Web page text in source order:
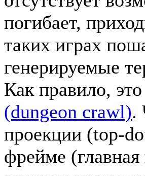
погибает,
таких играх
генерируемые
Как правило,
(dungeon crawl).
проекции (top-
фрейме